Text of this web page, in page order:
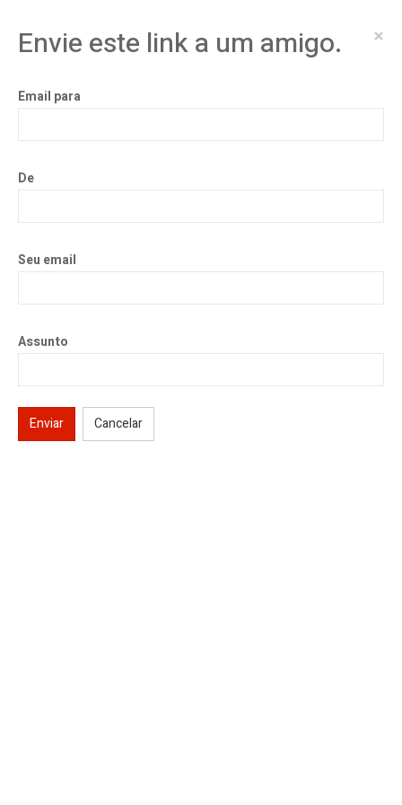
Envie este link a um amigo. ×
Email para
De
Seu email
Assunto
Enviar Cancelar